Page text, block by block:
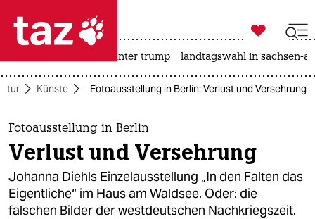
 taz zahl ich
taz zahl ich
themen
politik
öko

taz zahl ich
usa unter trump landtagswahl in sachsen-
Künste Fotoausstellung in Berlin: Verlust und Versehrung
Fotoausstellung in Berlin
Verlust und Versehrung
Johanna Diehls Einzelausstellung „In den Falten das
Eigentliche“ im Haus am Waldsee. Oder: die
falschen Bilder der westdeutschen Nachkriegszeit.